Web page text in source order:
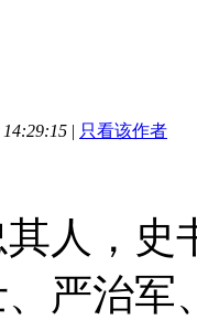
| 只看该作者
人，史
严治军